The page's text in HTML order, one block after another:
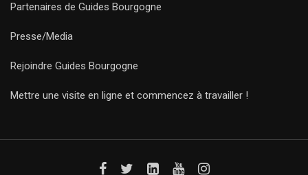
Partenaires de Guides Bourgogne
Presse/Media
Rejoindre Guides Bourgogne
Mettre une visite en ligne et commencez à travailler !